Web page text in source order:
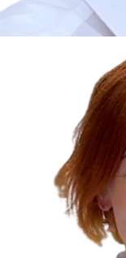
Zákon uvádza, že
zariadení, pokiaľ
Cookies, ktoré
Technické a
Analytické a
Reklamné
Reklamné
Personalizácia